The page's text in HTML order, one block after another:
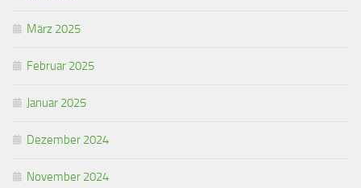
März 2025
Februar 2025
Januar 2025
Dezember 2024
November 2024